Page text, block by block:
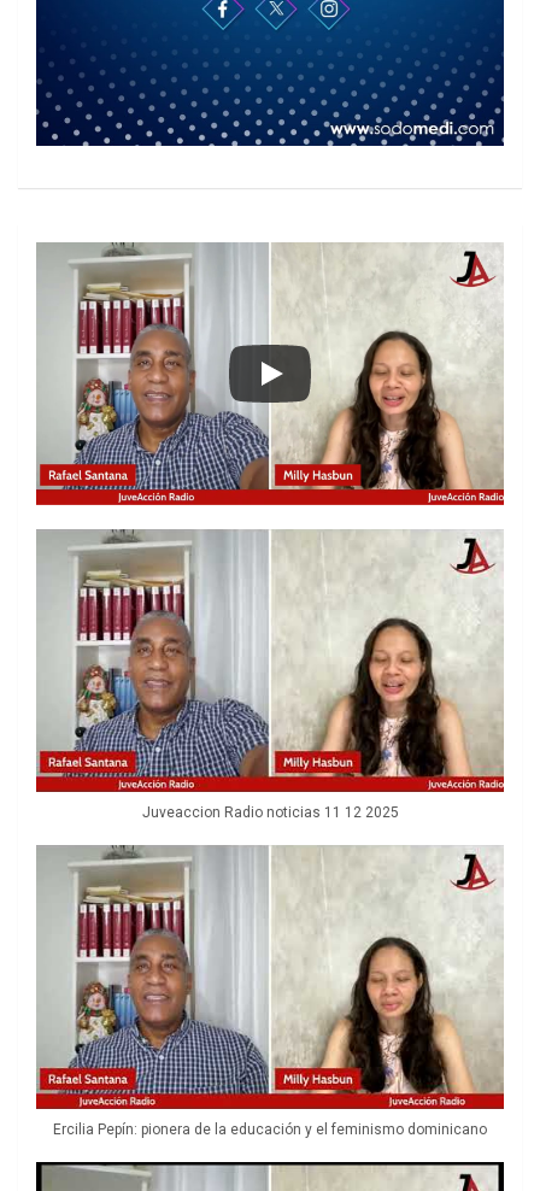
Juveaccion Radio noticias 11 12 2025
Ercilia Pepín: pionera de la educación y el feminismo dominicano